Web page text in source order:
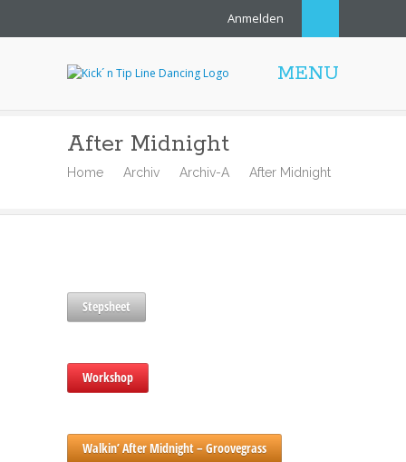
Anmelden
MENU
After Midnight
Home Archiv Archiv-A After Midnight
Stepsheet
Workshop
Walkin’ After Midnight – Groovegrass